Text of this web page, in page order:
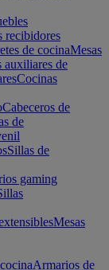
recibidores
de cocinaMesas
auxiliares de
Cocinas
Cabeceros de
de
Sillas de
gaming
Mesas
Armarios de